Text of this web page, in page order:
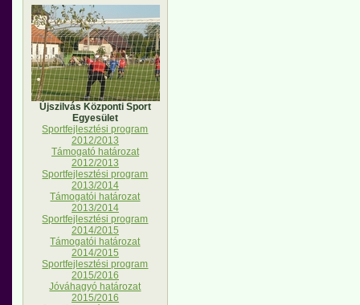
Újszilvás Központi Sport
Egyesület
Sportfejlesztési program
2012/2013
Támogató határozat
2012/2013
Sportfejlesztési program
2013/2014
Támogatói határozat
2013/2014
Sportfejlesztési program
2014/2015
Támogatói határozat
2014/2015
Sportfejlesztési program
2015/2016
Jóváhagyó határozat
2015/2016